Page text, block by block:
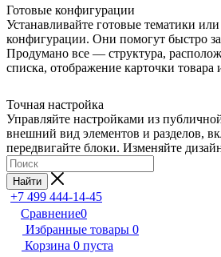
Готовые конфигурации
Устанавливайте готовые тематики
конфигурации. Они помогут быстро
Продумано все — структура,
списка, отображение карточки товара
Точная настройка
Управляйте настройками из
внешний вид элементов и разделов,
передвигайте блоки. Изменяйте
Найти
+7 499 444-14-45
Сравнение0
Избранные товары 0
Корзина 0 пуста